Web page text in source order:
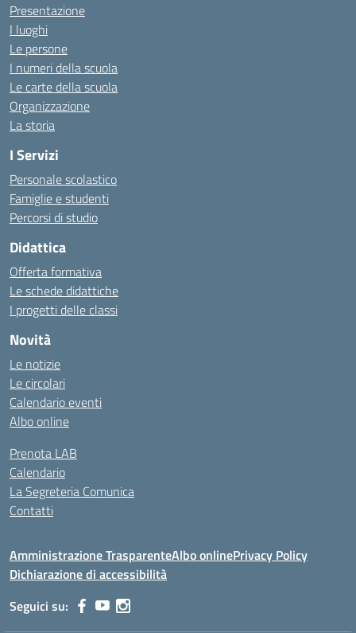
Presentazione
I luoghi
Le persone
I numeri della scuola
Le carte della scuola
Organizzazione
La storia
I Servizi
Personale scolastico
Famiglie e studenti
Percorsi di studio
Didattica
Offerta formativa
Le schede didattiche
I progetti delle classi
Novità
Le notizie
Le circolari
Calendario eventi
Albo online
Prenota LAB
Calendario
La Segreteria Comunica
Contatti
Amministrazione TrasparenteAlbo onlinePrivacy Policy
Dichiarazione di accessibilità
Seguici su: